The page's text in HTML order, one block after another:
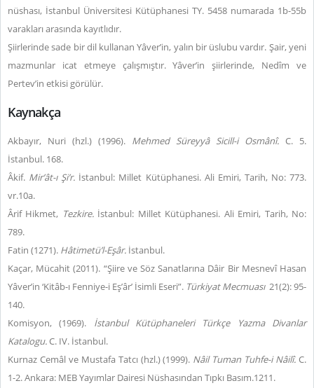
nüshası, İstanbul Üniversitesi Kütüphanesi TY. 5458 numarada 1b-55b
varakları arasında kayıtlıdır.
Şiirlerinde sade bir dil kullanan Yâver’in, yalın bir üslubu vardır. Şair, yeni
mazmunlar icat etmeye çalışmıştır. Yâver’in şiirlerinde, Nedîm ve
Pertev’in etkisi görülür.
Kaynakça
Akbayır, Nuri (hzl.) (1996). Mehmed Süreyyâ Sicill-i Osmânî. C. 5.
İstanbul. 168.
Âkif. Mir’ât-ı Şi’r. İstanbul: Millet Kütüphanesi. Ali Emiri, Tarih, No: 773.
vr.10a.
Ârif Hikmet, Tezkire.İstanbul: Millet Kütüphanesi. Ali Emiri, Tarih, No:
789.
Fatin (1271). Hâtimetü’l-Eşâr. İstanbul.
Kaçar, Mücahit (2011). “Şiire ve Söz Sanatlarına Dâir Bir Mesnevî Hasan
Yâver’in ‘Kitâb-ı Fenniye-i Eş’âr’ İsimli Eseri”. Türkiyat Mecmuası 21(2): 95-
140.
Komisyon, (1969). İstanbul Kütüphaneleri Türkçe Yazma Divanlar
Katalogu.C. IV. İstanbul.
Kurnaz Cemâl ve Mustafa Tatcı (hzl.) (1999). Nâil Tuman Tuhfe-i Nâilî. C.
1-2. Ankara: MEB Yayımlar Dairesi Nüshasından Tıpkı Basım.1211.